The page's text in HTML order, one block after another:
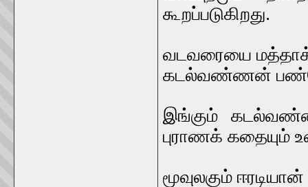
கூறப்படுகிறது.
வடவரையை
கடல்வண்ணன்
இங்கும்
புராணக் கதையும்
மூவுலகும்